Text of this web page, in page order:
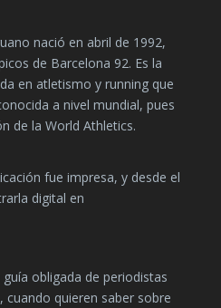
nació en abril de 1992,
de Barcelona 92. Es la
en atletismo y running que
a nivel mundial, pues
de la World Athletics.
fue impresa, y desde el
digital en
obligada de periodistas
quieren saber sobre